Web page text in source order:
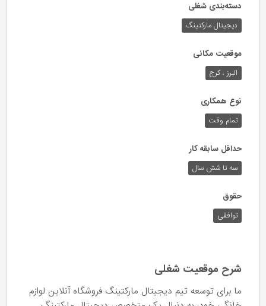
دسته‌بندی شغلی
دیجیتال مارکتینگ
موقعیت مکانی
البرز ، کرج
نوع همکاری
تمام وقت
حداقل سابقه کار
سه تا شش سال
حقوق
توافقی
شرح موقعیت شغلی
ما برای توسعه تیم دیجیتال مارکتینگ فروشگاه آنلاین لوازم